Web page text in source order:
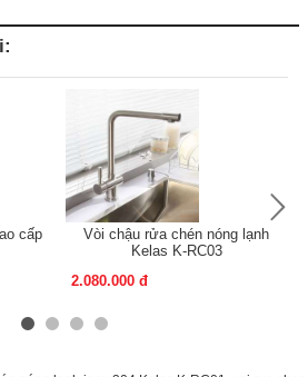
cấp
Vòi chậu rửa chén nóng lạnh
Kelas K-RC03
2.080.000 đ